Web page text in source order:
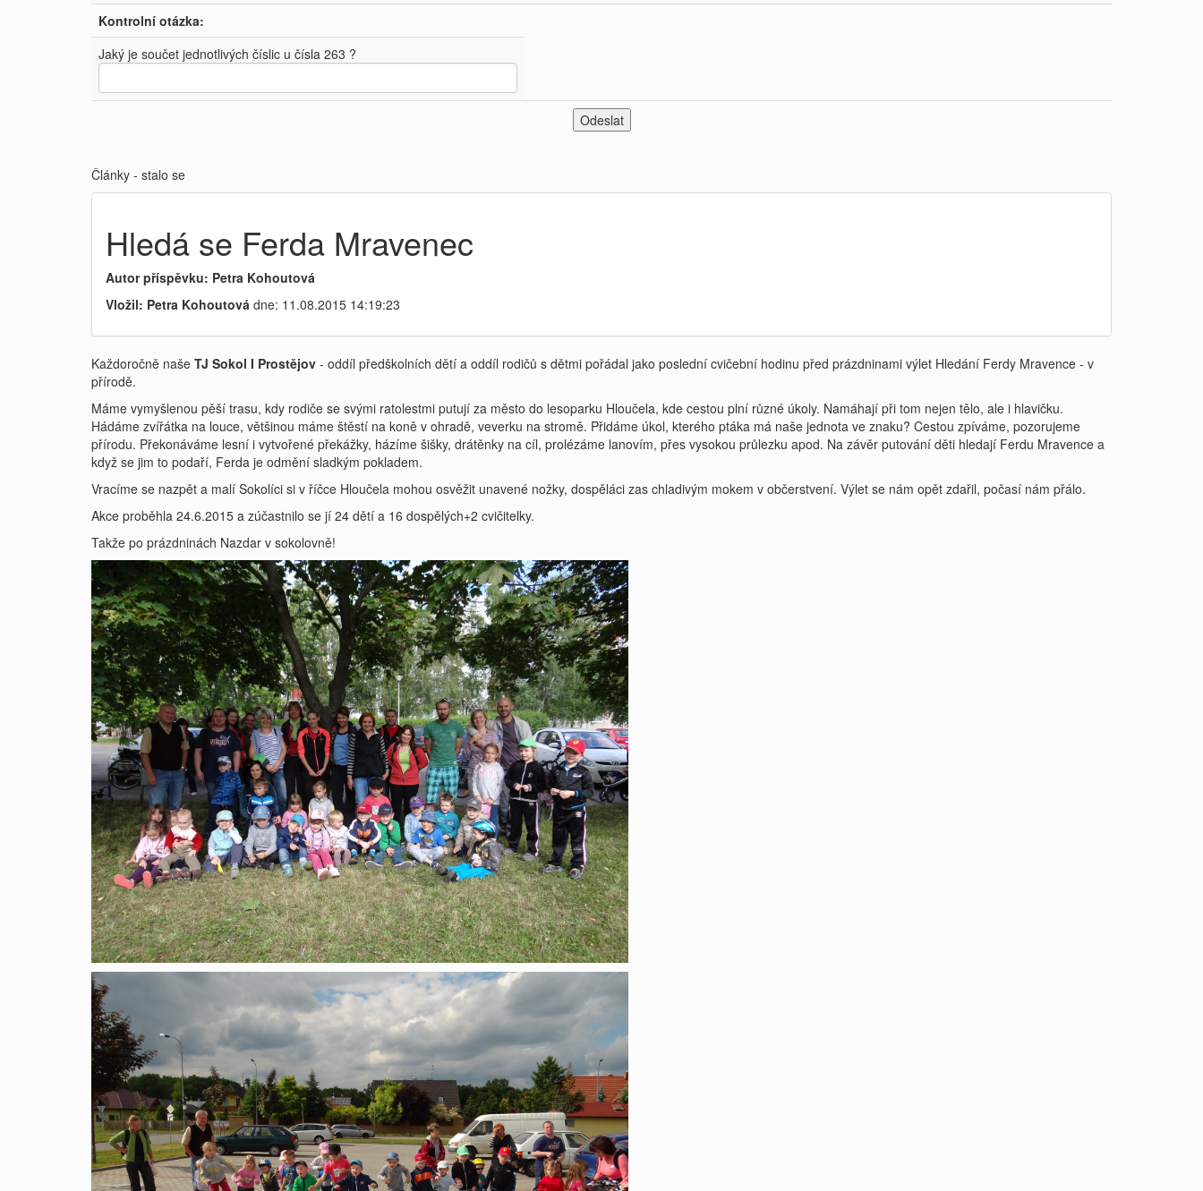
Kontrolní otázka:
Jaký je součet jednotlivých číslic u čísla 263 ?
Články - stalo se
Hledá se Ferda Mravenec
Autor příspěvku: Petra Kohoutová
Vložil: Petra Kohoutová dne: 11.08.2015 14:19:23
Každoročně naše TJ Sokol I Prostějov - oddíl předškolních dětí a oddíl rodičů s dětmi pořádal jako poslední cvičební hodinu před prázdninami výlet Hledání Ferdy Mravence - v
přírodě.
Máme vymyšlenou pěší trasu, kdy rodiče se svými ratolestmi putují za město do lesoparku Hloučela, kde cestou plní různé úkoly. Namáhají při tom nejen tělo, ale i hlavičku.
Hádáme zvířátka na louce, většinou máme štěstí na koně v ohradě, veverku na stromě. Přidáme úkol, kterého ptáka má naše jednota ve znaku? Cestou zpíváme, pozorujeme
přírodu. Překonáváme lesní i vytvořené překážky, házíme šišky, drátěnky na cíl, prolézáme lanovím, přes vysokou průlezku apod. Na závěr putování děti hledají Ferdu Mravence a
když se jim to podaří, Ferda je odmění sladkým pokladem.
Vracíme se nazpět a malí Sokolíci si v říčce Hloučela mohou osvěžit unavené nožky, dospěláci zas chladivým mokem v občerstvení. Výlet se nám opět zdařil, počasí nám přálo.
Akce proběhla 24.6.2015 a zúčastnilo se jí 24 dětí a 16 dospělých+2 cvičitelky.
Takže po prázdninách Nazdar v sokolovně!